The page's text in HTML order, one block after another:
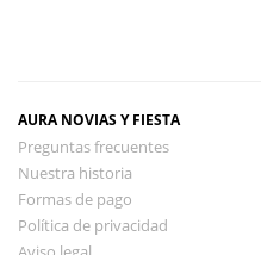
AURA NOVIAS Y FIESTA
Preguntas frecuentes
Nuestra historia
Formas de pago
Política de privacidad